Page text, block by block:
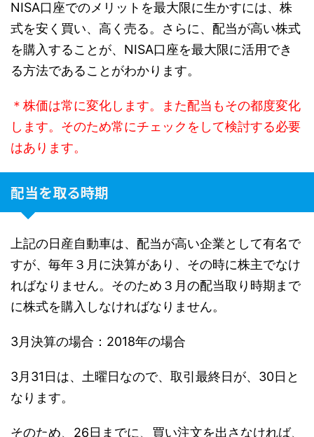
NISA口座でのメリットを最大限に生かすには、株
式を安く買い、高く売る。さらに、 配当が高い株式
を購入することが、 NISA口座を最大限に活用でき
る方法であることがわかります。
＊株価は常に変化します。また配当もその都度変化
します。そのため常にチェックをして検討する必要
はあります。
配当を取る時期
上記の日産自動車は、配当が高い企業として有名で
すが、毎年３月に決算があり、その時に株主でなけ
ればなりません。そのため３月の配当取り時期まで
に株式を購入しなければなりません。
3月決算の場合：2018年の場合
3月31日は、土曜日なので、取引最終日が、30日と
なります。
そのため、26日までに、買い注文を出さなければ、